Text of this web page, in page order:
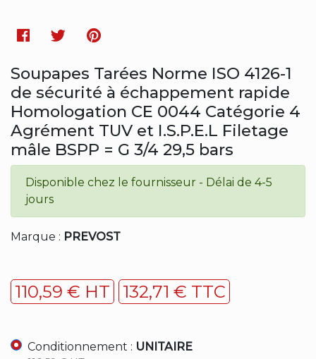
Facebook
TwitterPinterest
Soupapes Tarées Norme ISO 4126-1
de sécurité à échappement rapide
Homologation CE 0044 Catégorie 4
Agrément TUV et I.S.P.E.L Filetage
mâle BSPP = G 3/4 29,5 bars
Disponible chez le fournisseur - Délai de 4-5
jours
Marque : PREVOST
110,59 € HT 132,71 € TTC
Conditionnement : UNITAIRE